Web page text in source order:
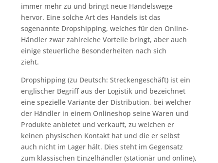
immer mehr zu und bringt neue Handelswege
hervor. Eine solche Art des Handels ist das
sogenannte Dropshipping, welches für den Online-
Händler zwar zahlreiche Vorteile bringt, aber auch
einige steuerliche Besonderheiten nach sich
zieht.
Dropshipping (zu Deutsch: Streckengeschäft) ist ein
englischer Begriff aus der Logistik und bezeichnet
eine spezielle Variante der Distribution, bei welcher
der Händler in einem Onlineshop seine Waren und
Produkte anbietet und verkauft, zu welchen er
keinen physischen Kontakt hat und die er selbst
auch nicht im Lager hält. Dies steht im Gegensatz
zum klassischen Einzelhändler (stationär und online),